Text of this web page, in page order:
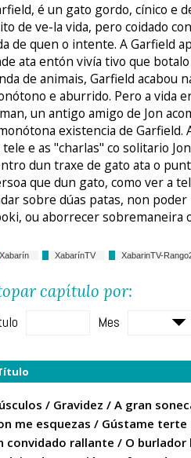
é un gato gordo, cínico e
de ve-la vida, pero coidado
de quen o intente. A Garfield
ata entón vivía tivo que
de animais, Garfield acabou
e aburrido. Pero a vida
un antigo amigo de Jon
existencia de Garfield.
tele e as "charlas" co solitario
dun traxe de gato ata o
que dun gato, como ver a
sobre dúas patas, non
ou aborrecer sobremaneira
Xabarín XabarínTV XabarinTV-
capítulo por:
Mes
/ Gravidez / A gran
me esquezas / Gústame
convidado rallante / O